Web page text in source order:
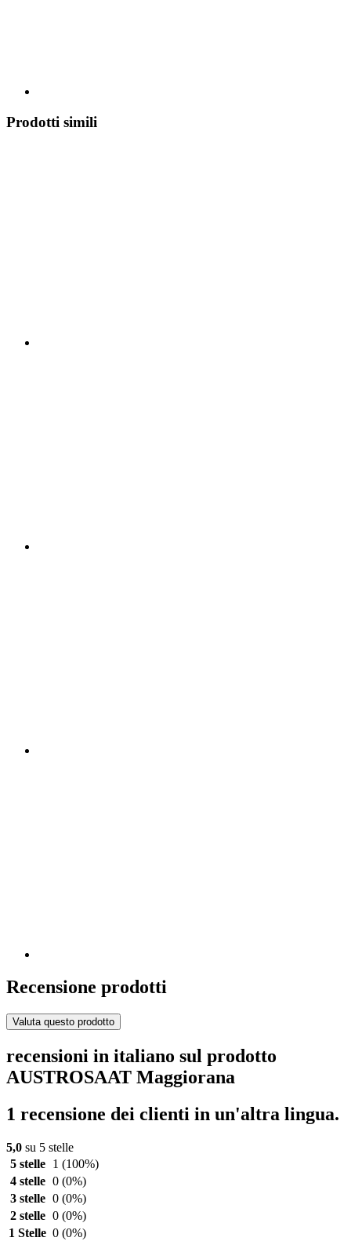
Prodotti simili
Recensione prodotti
Valuta questo prodotto
recensioni in italiano sul prodotto
AUSTROSAAT Maggiorana
1 recensione dei clienti in un'altra lingua.
5,0 su 5 stelle
5 stelle
1 (100%)
4 stelle 0 (0%)
3 stelle 0 (0%)
2 stelle 0 (0%)
1 Stelle 0 (0%)